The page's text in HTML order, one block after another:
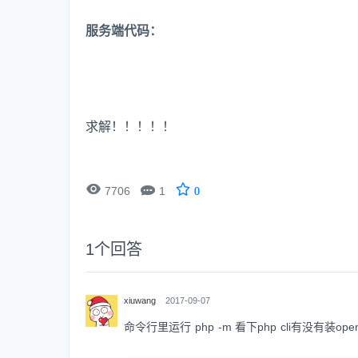
服务端代码：
求解！！！！！
 7706  1 0
1个回答
xiuwang 2017-09-07
命令行里运行 php -m 看下php cli有没有装